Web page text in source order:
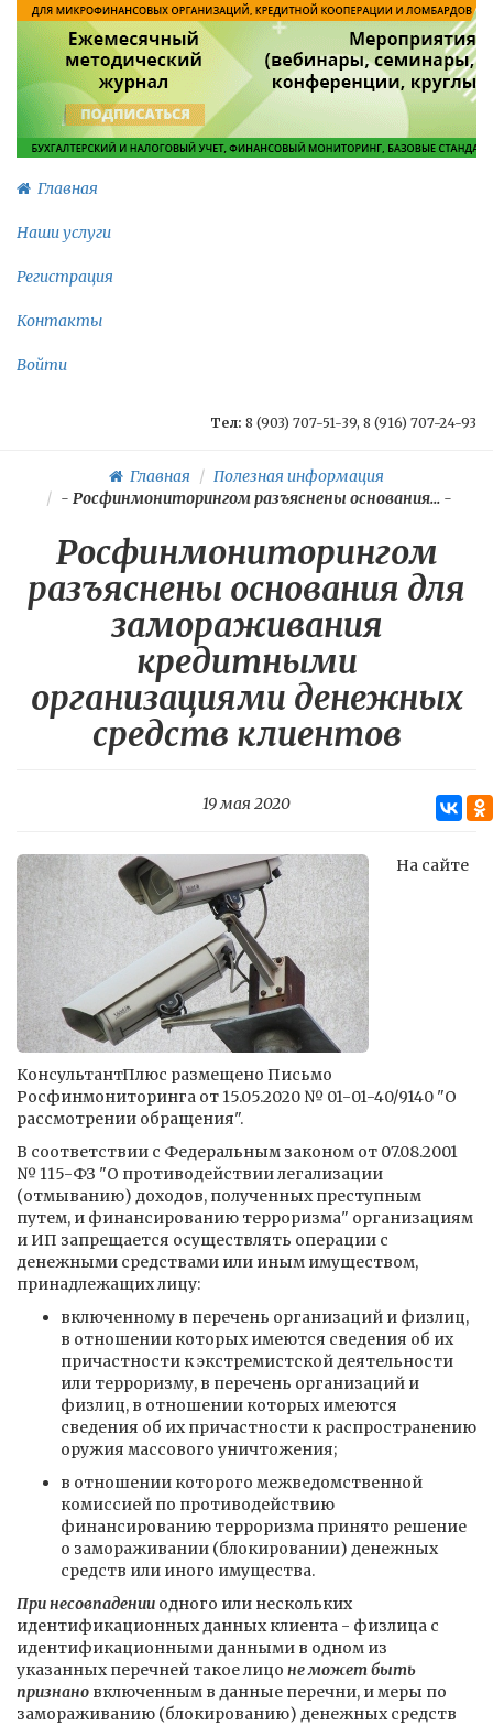
Главная
Наши услуги
Регистрация
Контакты
Войти
Тел: 8 (903) 707-51-39, 8 (916) 707-24-93
Главная
Полезная информация
- Росфинмониторингом разъяснены основания... -
Росфинмониторингом
разъяснены основания для
замораживания
кредитными
организациями денежных
средств клиентов
19 мая 2020
На сайте
КонсультантПлюс размещено Письмо
Росфинмониторинга от 15.05.2020 № 01-01-40/9140 "О
рассмотрении обращения".
В соответствии с Федеральным законом от 07.08.2001
№ 115-ФЗ "О противодействии легализации
(отмыванию) доходов, полученных преступным
путем, и финансированию терроризма" организациям
и ИП запрещается осуществлять операции с
денежными средствами или иным имуществом,
принадлежащих лицу:
включенному в перечень организаций и физлиц,
в отношении которых имеются сведения об их
причастности к экстремистской деятельности
или терроризму, в перечень организаций и
физлиц, в отношении которых имеются
сведения об их причастности к распространению
оружия массового уничтожения;
в отношении которого межведомственной
комиссией по противодействию
финансированию терроризма принято решение
о замораживании (блокировании) денежных
средств или иного имущества.
При несовпадении одного или нескольких
идентификационных данных клиента - физлица с
идентификационными данными в одном из
указанных перечней такое лицо не может быть
признано включенным в данные перечни, и меры по
замораживанию (блокированию) денежных средств